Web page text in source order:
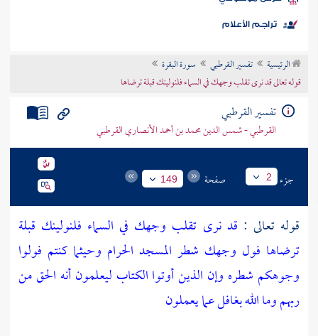
موضوعي
تراجم الأعلام
الرئيسية تفسير القرطبي
سورة البقرة
قوله تعالى قد نرى تقلب وجهك في السماء فلنولينك قبلة ترضاها
تفسير القرطبي
القرطبي - شمس الدين محمد بن أحمد الأنصاري القرطبي
جزء 2 صفحة 149
قوله تعالى : قد نرى تقلب وجهك في السماء فلنولينك قبلة
ترضاها فول وجهك شطر المسجد الحرام وحيثما كنتم فولوا
وجوهكم شطره وإن الذين أوتوا الكتاب ليعلمون أنه الحق من
ربهم وما الله بغافل عما يعملون